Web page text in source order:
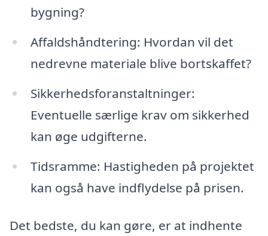
bygning?
Affaldshåndtering: Hvordan vil det
nedrevne materiale blive bortskaffet?
Sikkerhedsforanstaltninger:
Eventuelle særlige krav om sikkerhed
kan øge udgifterne.
Tidsramme: Hastigheden på projektet
kan også have indflydelse på prisen.
Det bedste, du kan gøre, er at indhente